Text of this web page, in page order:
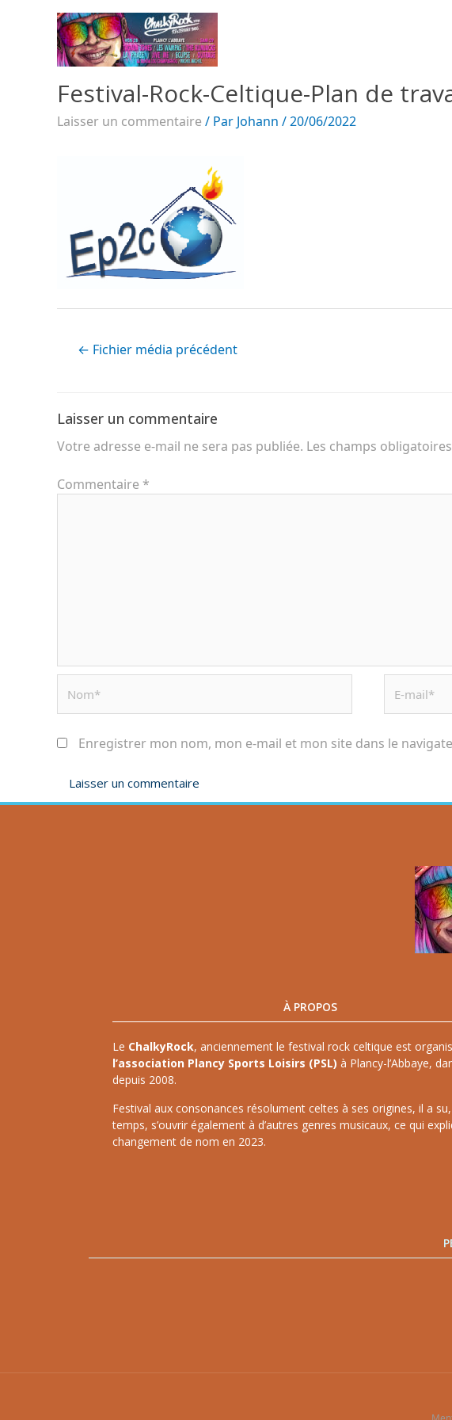
Festival-Rock-Celtique-Plan de
Laisser un commentaire / Par Johann /20/06/2022
← Fichier média précédent
Laisser un commentaire
Votre adresse e-mail ne sera pas publiée. Les champs
Commentaire *
Enregistrer mon nom, mon e-mail et mon site dans le
À PROPOS
Le ChalkyRock, anciennement le festival rock celtique est
l’association Plancy Sports Loisirs (PSL) à Plancy-l’Abbaye,
depuis 2008.
Festival aux consonances résolument celtes à ses origines, il a
temps, s’ouvrir également à d’autres genres musicaux, ce qui
changement de nom en 2023.